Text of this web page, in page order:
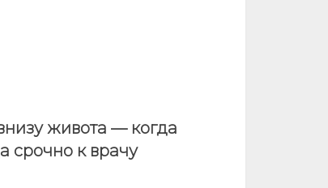
живота — когда
срочно к врачу